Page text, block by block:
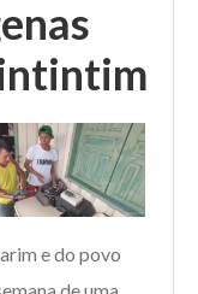
e do povo